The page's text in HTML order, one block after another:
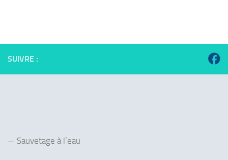
SUIVRE :
Sauvetage à l’eau